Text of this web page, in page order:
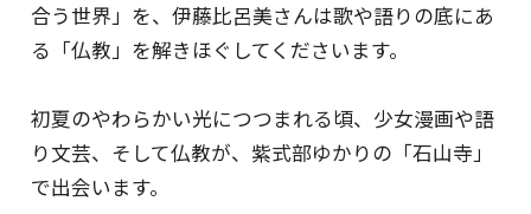
合う世界」を、伊藤比呂美さんは歌や語りの底にあ
る「仏教」を解きほぐしてくださいます。
初夏のやわらかい光につつまれる頃、少女漫画や語
り文芸、そして仏教が、紫式部ゆかりの「石山寺」
で出会います。